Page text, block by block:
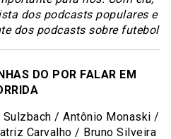
dos podcasts populares e
dos podcasts sobre futebol
DO POR FALAR EM
/ Antônio Monaski /
Carvalho / Bruno Silveira